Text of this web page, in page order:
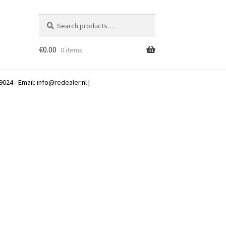
for:
€0.00 0 items
- Email: info@redealer.nl|